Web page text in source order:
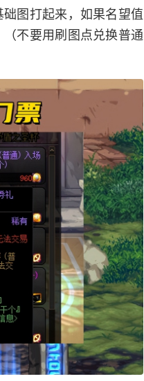
图打起来，如果名望值
不要用刷图点兑换普通